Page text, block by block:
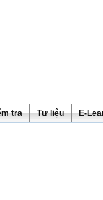
tra Tư liệu E-